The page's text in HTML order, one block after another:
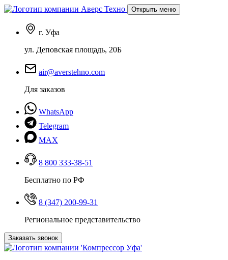
Открыть меню
г. Уфа
ул. Деповская площадь, 20Б
air@averstehno.com
Для заказов
WhatsApp
Telegram
MAX
8 800 333-38-51
Бесплатно по РФ
8 (347) 200-99-31
Региональное представительство
Заказать звонок